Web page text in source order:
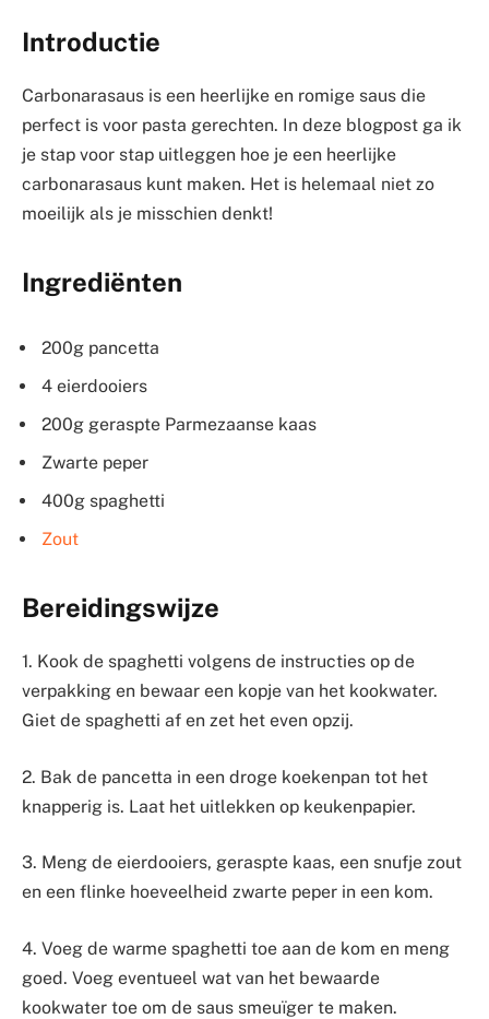
Introductie
Carbonarasaus is een heerlijke en romige saus die
perfect is voor pasta gerechten. In deze blogpost ga ik
je stap voor stap uitleggen hoe je een heerlijke
carbonarasaus kunt maken. Het is helemaal niet zo
moeilijk als je misschien denkt!
Ingrediënten
200g pancetta
4 eierdooiers
200g geraspte Parmezaanse kaas
Zwarte peper
400g spaghetti
Zout
Bereidingswijze
1. Kook de spaghetti volgens de instructies op de
verpakking en bewaar een kopje van het kookwater.
Giet de spaghetti af en zet het even opzij.
2. Bak de pancetta in een droge koekenpan tot het
knapperig is. Laat het uitlekken op keukenpapier.
3. Meng de eierdooiers, geraspte kaas, een snufje zout
en een flinke hoeveelheid zwarte peper in een kom.
4. Voeg de warme spaghetti toe aan de kom en meng
goed. Voeg eventueel wat van het bewaarde
kookwater toe om de saus smeuïger te maken.